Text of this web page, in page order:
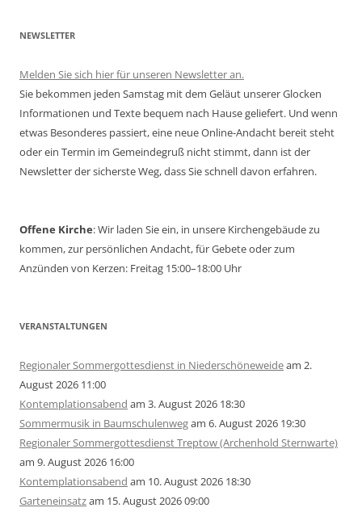
NEWSLETTER
Melden Sie sich hier für unseren Newsletter an.
Sie bekommen jeden Samstag mit dem Geläut unserer Glocken
Informationen und Texte bequem nach Hause geliefert. Und wenn
etwas Besonderes passiert, eine neue Online-Andacht bereit steht
oder ein Termin im Gemeindegruß nicht stimmt, dann ist der
Newsletter der sicherste Weg, dass Sie schnell davon erfahren.
Offene Kirche: Wir laden Sie ein, in unsere Kirchengebäude zu
kommen, zur persönlichen Andacht, für Gebete oder zum
Anzünden von Kerzen: Freitag 15:00–18:00 Uhr
VERANSTALTUNGEN
Regionaler Sommergottesdienst in Niederschöneweideam 2.
August 2026 11:00
Kontemplationsabend am 3. August 2026 18:30
Sommermusik in Baumschulenwegam 6. August 2026 19:30
Regionaler Sommergottesdienst Treptow (Archenhold Sternwarte)
am 9. August 2026 16:00
Kontemplationsabend am 10. August 2026 18:30
Garteneinsatzam 15. August 2026 09:00